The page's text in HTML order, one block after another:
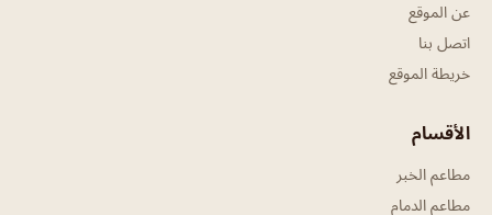
عن الموقع
اتصل بنا
خريطة الموقع
الأقسام
مطاعم الخبر
مطاعم الدمام